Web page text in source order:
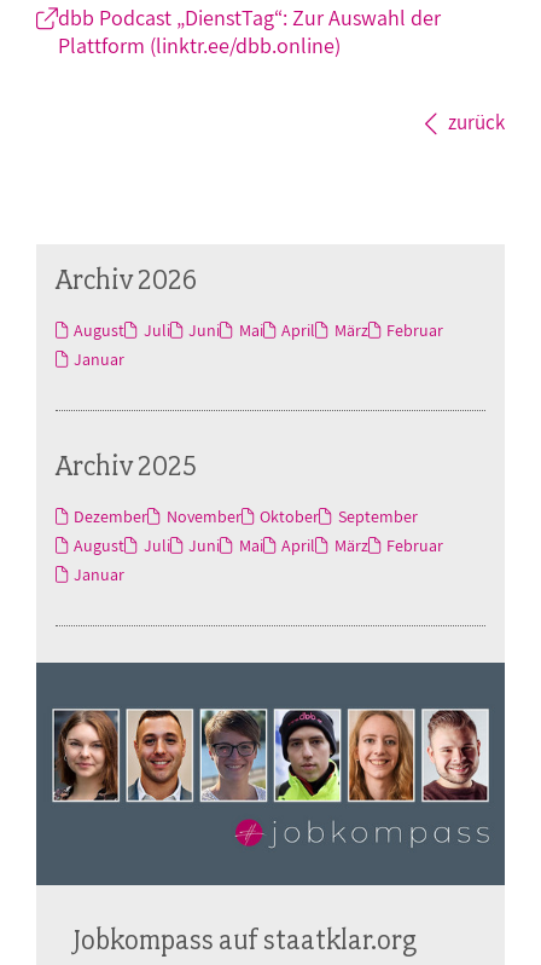
dbb Podcast „DienstTag“: Zur Auswahl der
Plattform (linktr.ee/dbb.online)
zurück
Archiv 2026
August Juli Juni Mai April März
Februar
Januar
Archiv 2025
Dezember November Oktober
September
August
Juli Juni Mai April März
Februar
Januar
Jobkompass auf staatklar.org